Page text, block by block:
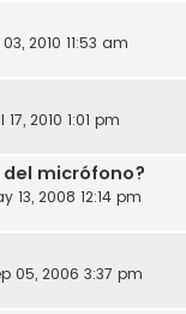
2010 11:53 am
2010 1:01 pm
micrófono?
13, 2008 12:14 pm
05, 2006 3:37 pm